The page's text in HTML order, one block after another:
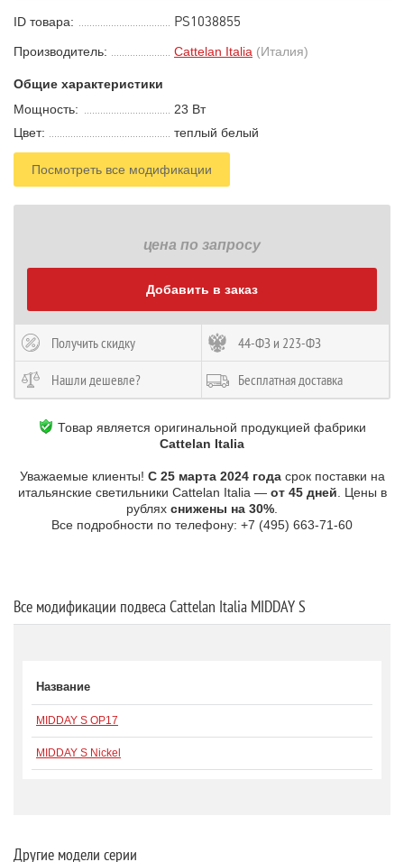
ID товара: PS1038855
Производитель: Cattelan Italia (Италия)
Общие характеристики
Мощность:
23 Вт
Цвет:
теплый белый
Посмотреть все модификации
цена по запросу
Добавить в заказ
Получить скидку 44-ФЗ и 223-ФЗ
Нашли дешевле? Бесплатная доставка
Товар является оригинальной продукцией фабрики
Cattelan Italia
Уважаемые клиенты! С 25 марта 2024 годасрок поставки на
итальянские светильники Cattelan Italia — от 45 дней . Цены в
рублях снижены на 30%
Все подробности по телефону: +7 (495) 663-71-60
Все модификации подвеса Cattelan Italia MIDDAY S
Название
MIDDAY S OP17
MIDDAY S Nickel
Другие модели серии